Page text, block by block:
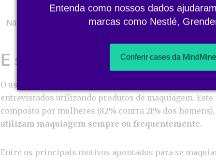
Entenda como nossos dados
marcas como Nestlé,
Conferir cases da
- Não buscam orientações (21%) (destaque para os
E sobre maquiagem?
O uso de maquiagem também faz parte da rotina de
entrevistados utilizando produtos de maquiagem.
composto por mulheres (82% contra 21% dos homens),
utilizam maquiagem sempre ou frequentemente.
Entre os principais motivos apontados para se